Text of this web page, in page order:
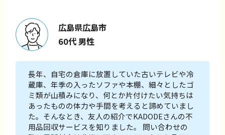
広島県広島市
60代 男性
長年、自宅の倉庫に放置していた古いテレビや冷
蔵庫、年季の入ったソファや本棚、細々としたゴ
ミ類が山積みになり、何とか片付けたい気持ちは
あったものの体力や手間を考えると諦めていまし
た。そんなとき、友人の紹介でKADODEさんの不
用品回収サービスを知りました。 問い合わせの